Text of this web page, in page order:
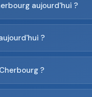
aujourd'hui ?
?
?